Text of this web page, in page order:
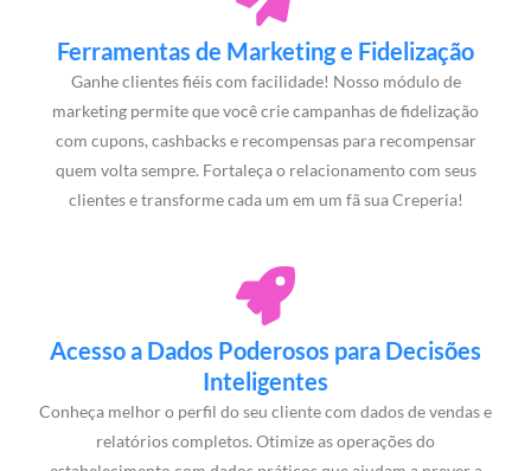
Ferramentas de Marketing e Fidelização
Ganhe clientes fiéis com facilidade! Nosso módulo de
marketing permite que você crie campanhas de fidelização
com cupons, cashbacks e recompensas para recompensar
quem volta sempre. Fortaleça o relacionamento com seus
clientes e transforme cada um em um fã sua Creperia!
Acesso a Dados Poderosos para Decisões
Inteligentes
Conheça melhor o perfil do seu cliente com dados de vendas e
relatórios completos. Otimize as operações do